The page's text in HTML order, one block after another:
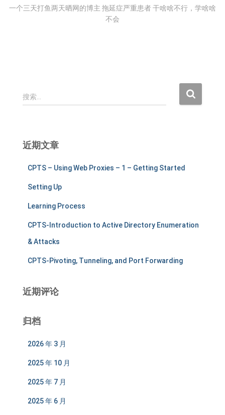
一个三天打鱼两天晒网的博主 拖延症严重患者 干啥啥不行，学啥啥
不会
搜
索
搜索…
近期文章
CPTS – Using Web Proxies – 1 – Getting Started
Setting Up
Learning Process
CPTS-Introduction to Active Directory Enumeration
& Attacks
CPTS-Pivoting, Tunneling, and Port Forwarding
近期评论
归档
2026 年 3 月
2025 年 10 月
2025 年 7 月
2025 年 6 月